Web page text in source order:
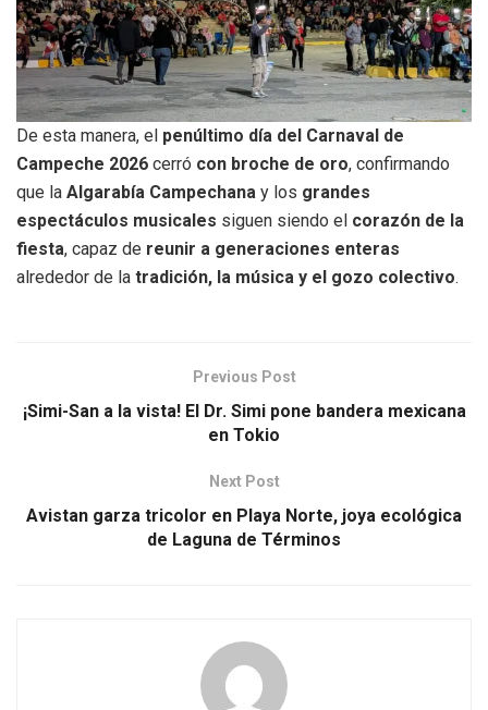
De esta manera, el penúltimo día del Carnaval de
Campeche 2026 cerró con broche de oro, confirmando
que la Algarabía Campechana y los grandes
espectáculos musicales siguen siendo el corazón de la
fiesta, capaz de reunir a generaciones enteras
alrededor de la tradición, la música y el gozo colectivo.
Previous Post
¡Simi-San a la vista! El Dr. Simi pone bandera mexicana
en Tokio
Next Post
Avistan garza tricolor en Playa Norte, joya ecológica
de Laguna de Términos